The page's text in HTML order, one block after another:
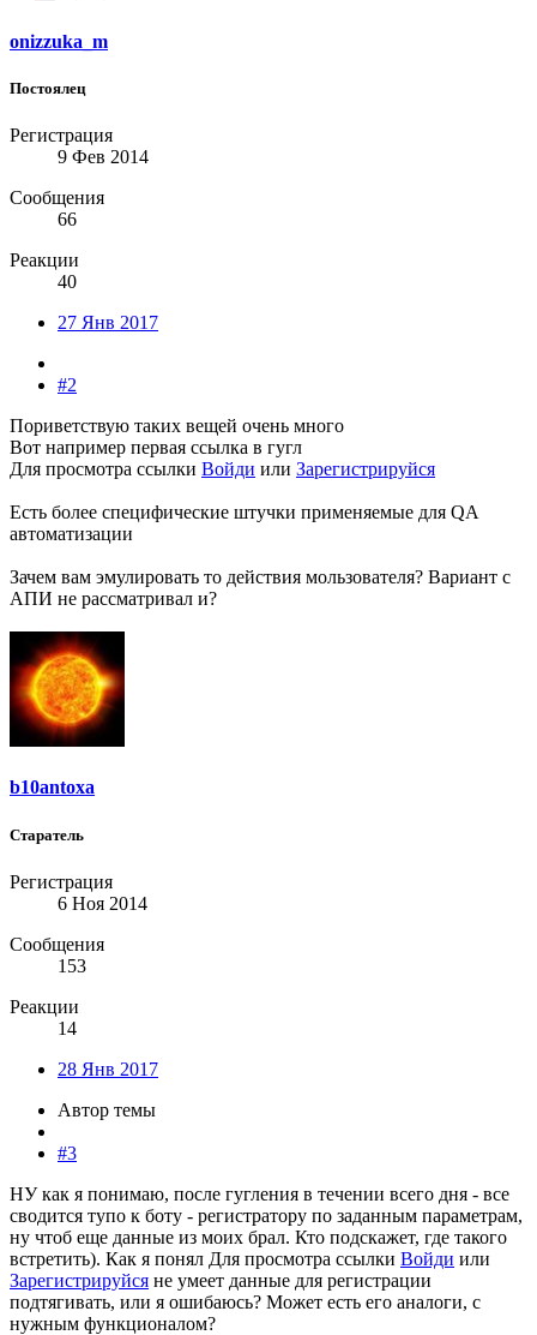
onizzuka_m
Постоялец
Регистрация
9 Фев 2014
Сообщения
66
Реакции
40
27 Янв 2017
#2
Пориветствую таких вещей очень много
Вот например первая ссылка в гугл
Для просмотра ссылки Войди или Зарегистрируйся
Есть более специфические штучки применяемые для QA
автоматизации
Зачем вам эмулировать то действия мользователя? Вариант с
АПИ не рассматривал и?
b10antoxa
Старатель
Регистрация
6 Ноя 2014
Сообщения
153
Реакции
14
28 Янв 2017
Автор темы
#3
НУ как я понимаю, после гугления в течении всего дня - все
сводится тупо к боту - регистратору по заданным параметрам,
ну чтоб еще данные из моих брал. Кто подскажет, где такого
встретить). Как я понял Для просмотра ссылки Войди или
Зарегистрируйся не умеет данные для регистрации
подтягивать, или я ошибаюсь? Может есть его аналоги, с
нужным функционалом?